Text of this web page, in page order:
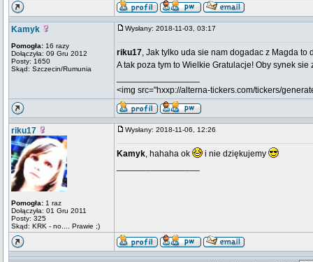
Kamyk
Pomogła: 16 razy
Dołączyła: 09 Gru 2012
Posty: 1650
Skąd: Szczecin/Rumunia
Wysłany: 2018-11-03, 03:17
riku17, Jak tylko uda sie nam dogadac z Magda to
A tak poza tym to Wielkie Gratulacje! Oby synek
<img src="hxxp://alterna-tickers.com/tickers/
riku17
Pomogła: 1 raz
Dołączyła: 01 Gru 2011
Posty: 325
Skąd: KRK - no.... Prawie ;)
Wysłany: 2018-11-06, 12:26
Kamyk, hahaha ok
i nie dziękujemy